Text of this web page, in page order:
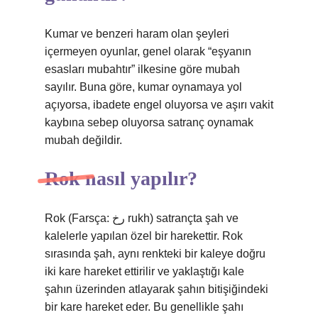
Kumar ve benzeri haram olan şeyleri
içermeyen oyunlar, genel olarak “eşyanın
esasları mubahtır” ilkesine göre mubah
sayılır. Buna göre, kumar oynamaya yol
açıyorsa, ibadete engel oluyorsa ve aşırı vakit
kaybına sebep oluyorsa satranç oynamak
mubah değildir.
Rok nasıl yapılır?
Rok (Farsça: رخ rukh) satrançta şah ve
kalelerle yapılan özel bir harekettir. Rok
sırasında şah, aynı renkteki bir kaleye doğru
iki kare hareket ettirilir ve yaklaştığı kale
şahın üzerinden atlayarak şahın bitişiğindeki
bir kare hareket eder. Bu genellikle şahı